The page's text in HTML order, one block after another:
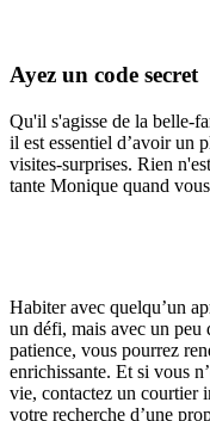
Ayez un code secret
Qu'il s'agisse de la belle-
il est essentiel d’avoir un
visites-surprises. Rien
tante Monique quand
Habiter avec quelqu’un
un défi, mais avec un peu
patience, vous pourrez
enrichissante. Et si vous
vie, contactez un courtier
votre recherche d’une